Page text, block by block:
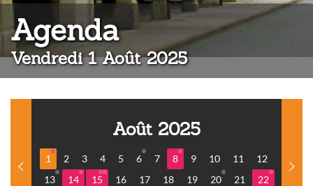
Agenda:
Vendredi 1 Août 2025
Août 2025
1 2 3 4 5 6 7 8 9 10 11
12
13
14 15 16 17 18 19 20 21
22